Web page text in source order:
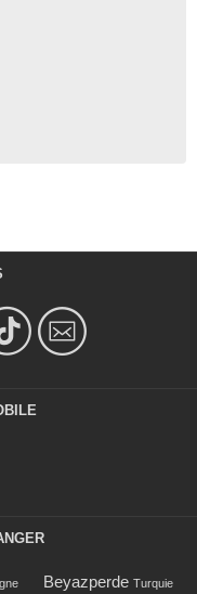
Beyazperde Turquie